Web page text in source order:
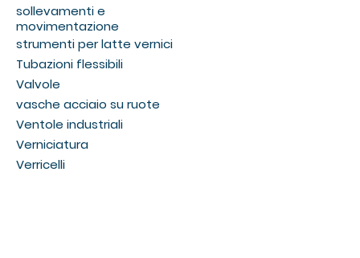
sollevamenti e
movimentazione
strumenti per latte vernici
Tubazioni flessibili
Valvole
vasche acciaio su ruote
Ventole industriali
Verniciatura
Verricelli